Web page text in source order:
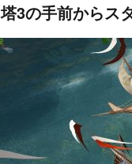
塔3の手前からス